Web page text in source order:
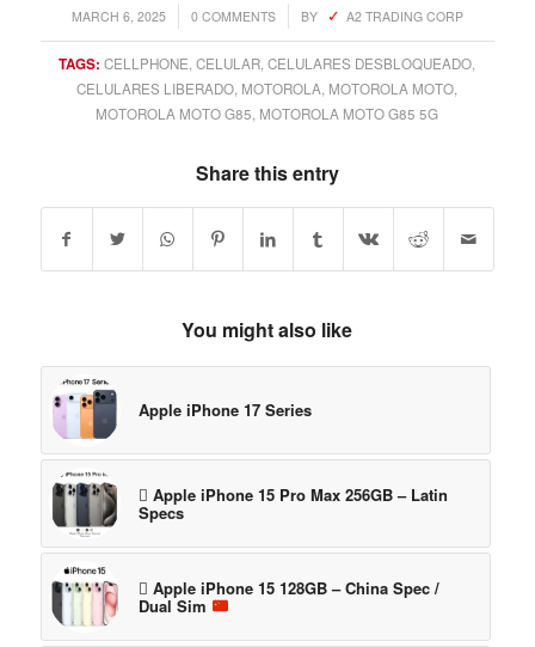
MARCH 6, 2025
/ 0 COMMENTS
/ BY A2 TRADING CORP
TAGS: CELLPHONE ,CELULAR ,CELULARES DESBLOQUEADO
CELULARES LIBERADO MOTOROLA MOTOROLA MOTO
MOTOROLA MOTO G85 MOTOROLA MOTO G85 5G
Share this entry
You might also like
Apple iPhone 17 Series
 Apple iPhone 15 Pro Max 256GB – Latin
Specs
 Apple iPhone 15 128GB – China Spec /
Dual Sim